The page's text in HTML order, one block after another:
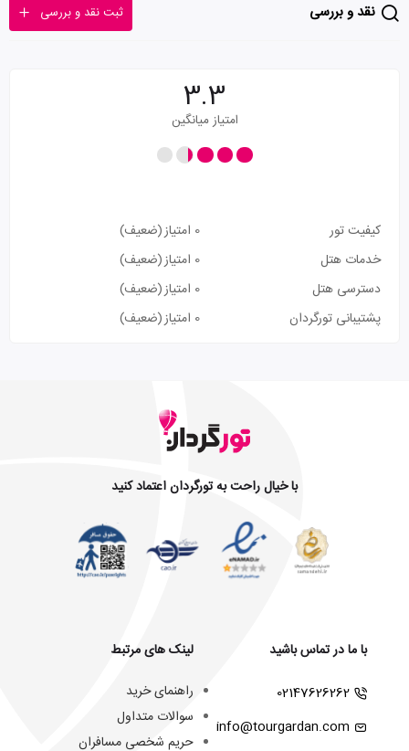
نقد و بررسی ثبت نقد و بررسی
3.3
امتیاز میانگین
کیفیت تور 0 امتیاز
(ضعیف)
خدمات هتل
0 امتیاز
(ضعیف)
دسترسی هتل
0 امتیاز
(ضعیف)
پشتیبانی تورگردان
0 امتیاز (ضعیف)
با خیال راحت به تورگردان اعتماد کنید
با ما در تماس باشید
02147626262
info@tourgardan.com
لینک های مرتبط
راهنمای خرید
سوالات متداول
حریم شخصی مسافران